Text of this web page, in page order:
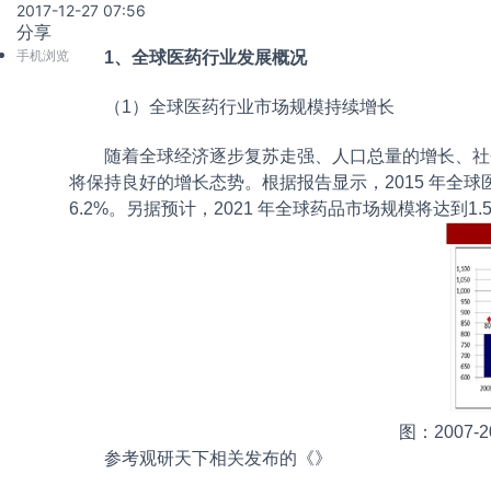
2017-12-27 07:56
分享
手机浏览 1、全球医药行业发展概况
（1）全球医药行业市场规模持续增长
随着全球经济逐步复苏走强、人口总量的增长、
将保持良好的增长态势。根据报告显示，2015 年全
6.2%。另据预计，2021 年全球药品市场规模将达到
图：2007-
参考观研天下相关发布的《》